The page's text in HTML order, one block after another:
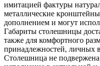
имитацией фактуры
металлические
дополнением и могут
Габариты столешницы
также для комфортного
принадлежностей, личных
Столешница не